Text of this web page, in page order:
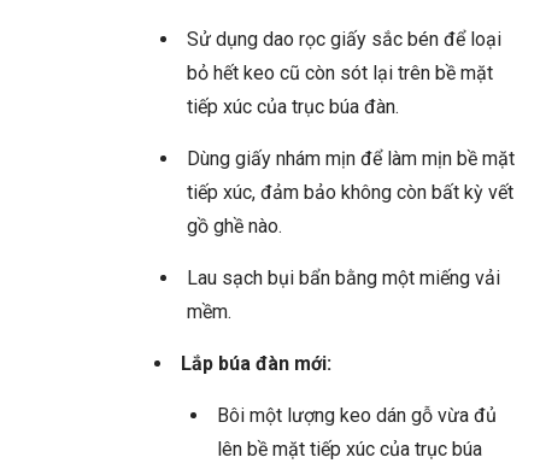
Sử dụng dao rọc giấy sắc bén để loại
bỏ hết keo cũ còn sót lại trên bề mặt
tiếp xúc của trục búa đàn.
Dùng giấy nhám mịn để làm mịn bề mặt
tiếp xúc, đảm bảo không còn bất kỳ vết
gồ ghề nào.
Lau sạch bụi bẩn bằng một miếng vải
mềm.
Lắp búa đàn mới:
Bôi một lượng keo dán gỗ vừa đủ
lên bề mặt tiếp xúc của trục búa